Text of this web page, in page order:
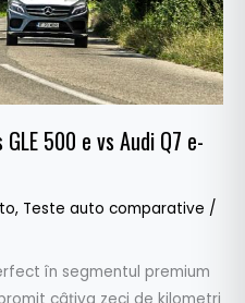
500 e vs Audi Q7 e-
, Teste auto comparative /
în segmentul premium